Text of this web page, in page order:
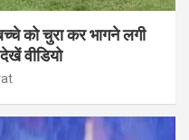
को चुरा कर भागने लगी
वीडियो